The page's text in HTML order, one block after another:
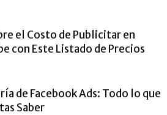
el Costo de Publicitar en
con Este Listado de Precios
de Facebook Ads: Todo lo que
Saber